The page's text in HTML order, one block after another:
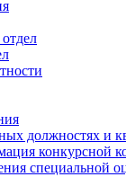
должностях и
конкурсной
специальной